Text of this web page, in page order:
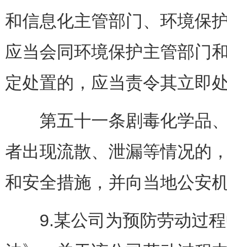
和信息化主管部门、环境保
应当会同环境保护主管部门
定处置的，应当责令其立即
第五十一条剧毒化学品、
者出现流散、泄漏等情况的
和安全措施，并向当地公安
9.某公司为预防劳动过程